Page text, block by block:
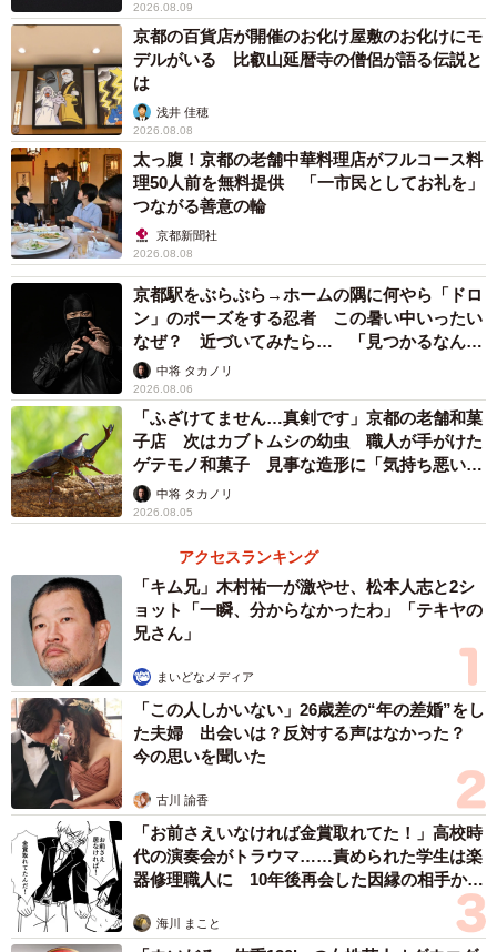
がみられる貴重な資料。撮影してデジタルアーカイブ化す
るとともに展示も検討したい」と話す。
2026.08.09
京都の百貨店が開催のお化け屋敷のお化けにモ
デルがいる 比叡山延暦寺の僧侶が語る伝説と
は
浅井 佳穂
2026.08.08
太っ腹！京都の老舗中華料理店がフルコース料
理50人前を無料提供 「一市民としてお礼を」
つながる善意の輪
京都新聞社
2026.08.08
京都駅をぶらぶら→ホームの隅に何やら「ドロ
ン」のポーズをする忍者 この暑い中いったい
なぜ？ 近づいてみたら… 「見つかるなんて
未熟」中将 タカノリ
2026.08.06
「ふざけてません…真剣です」京都の老舗和菓
子店 次はカブトムシの幼虫 職人が手がけた
ゲテモノ和菓子 見事な造形に「気持ち悪いく
らいリアル」
中将 タカノリ
2026.08.05
アクセスランキング
「キム兄」木村祐一が激やせ、松本人志と2シ
ョット「一瞬、分からなかったわ」「テキヤの
兄さん」
まいどなメディア
「この人しかいない」26歳差の“年の差婚”をし
た夫婦 出会いは？反対する声はなかった？
今の思いを聞いた
古川 諭香
「お前さえいなければ金賞取れてた！」高校時
代の演奏会がトラウマ……責められた学生は楽
器修理職人に 10年後再会した因縁の相手から
海川 まこと